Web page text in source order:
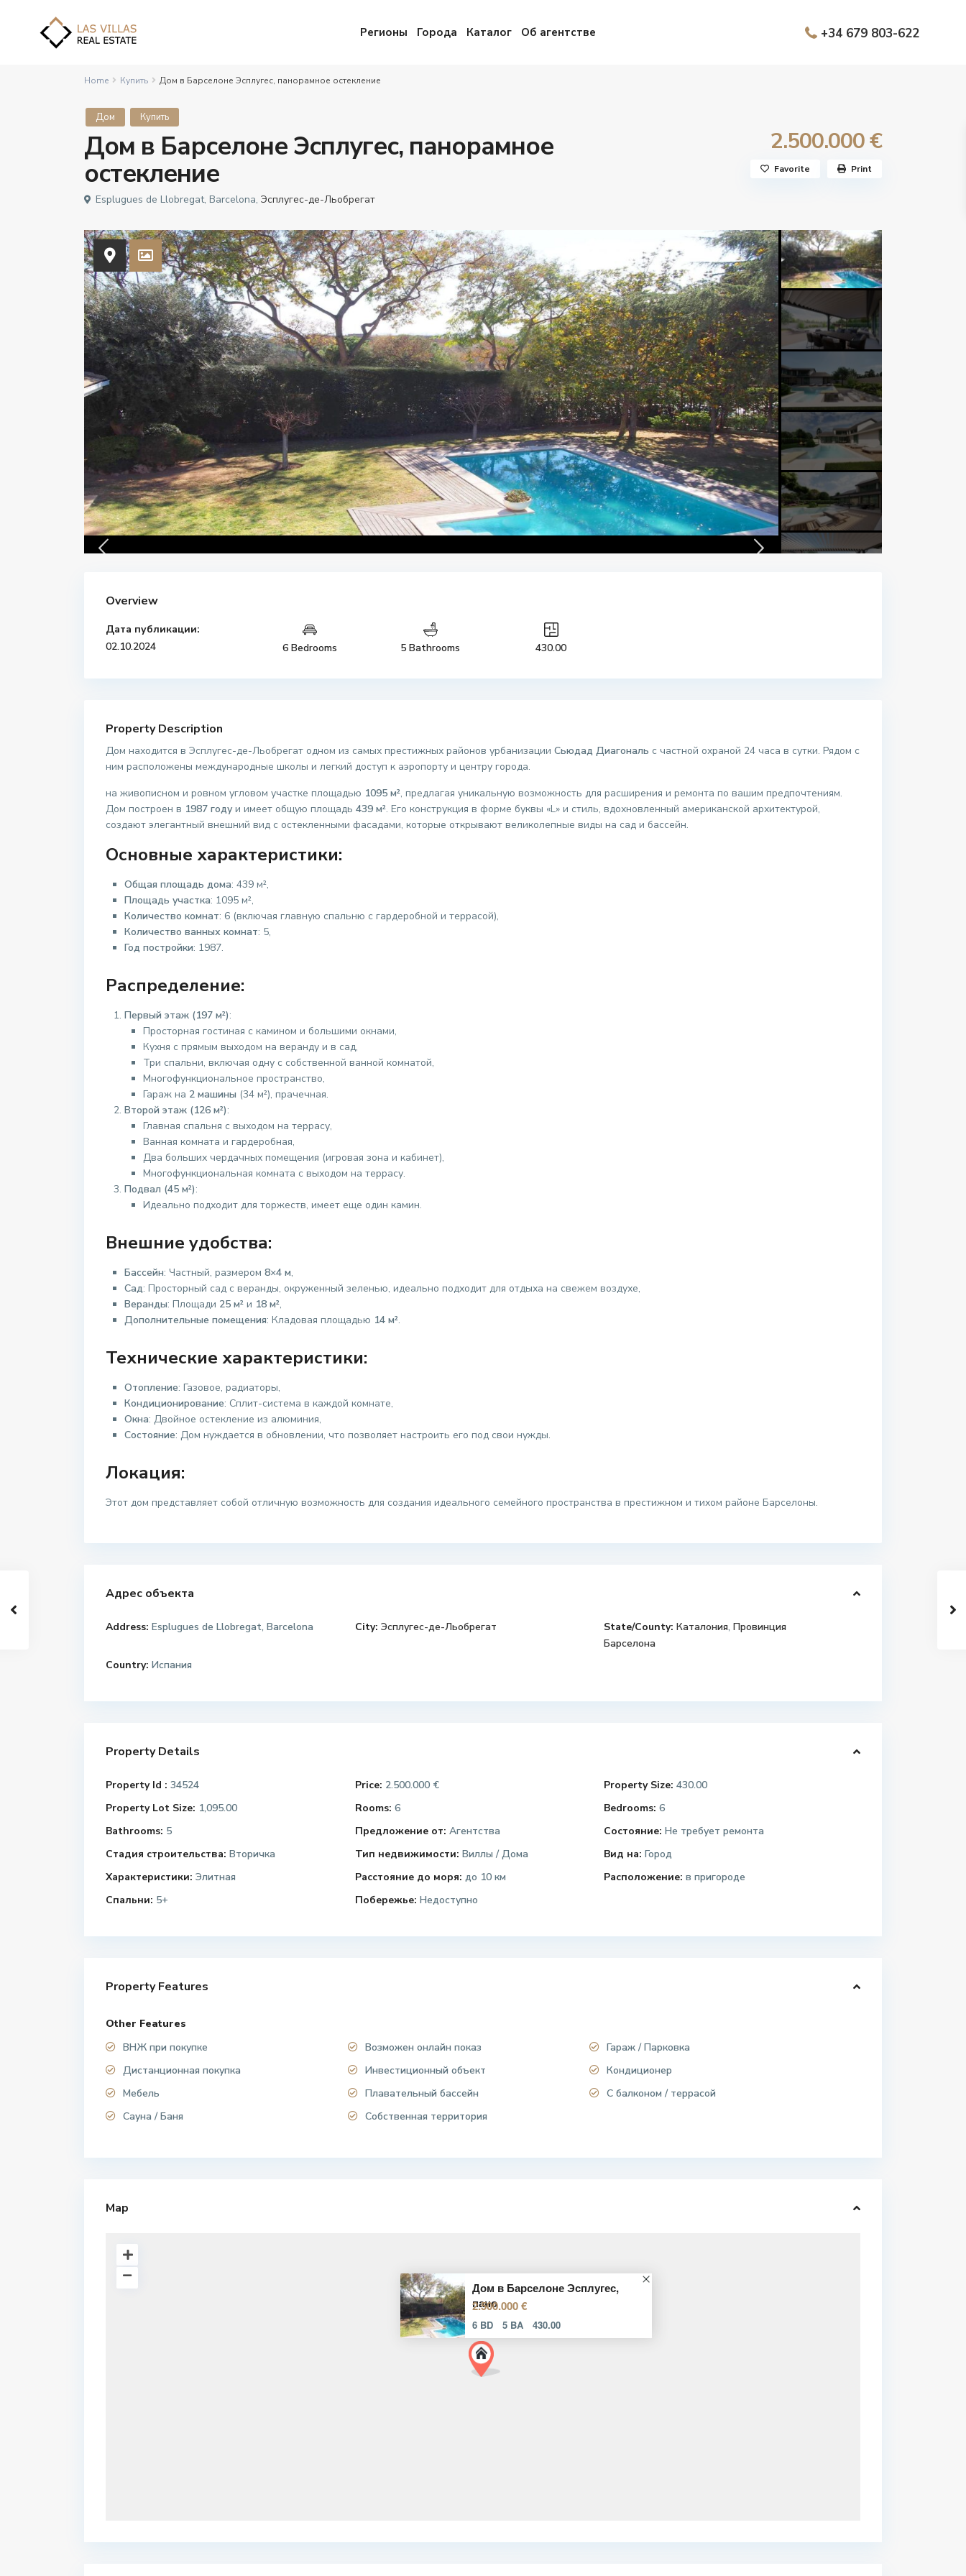
Регионы Города Каталог Об агентстве +34 679 803-622
Home Купить Дом в Барселоне Эсплугес, панорамное остекление
Дом Купить
Дом в Барселоне Эсплугес, панорамное
остекление
2.500.000 €
Esplugues de Llobregat, Barcelona, Эсплугес-де-Льобрегат
Favorite Print
Overview
Дата публикации:
02.10.2024
6 Bedrooms 5 Bathrooms 430.00
Property Description
Дом находится в Эсплугес-де-Льобрегат одном из самых престижных районов урбанизации Сьюдад Диагональ с частной охраной 24 часа в сутки. Рядом с
ним расположены международные школы и легкий доступ к аэропорту и центру города.
на живописном и ровном угловом участке площадью 1095 м², предлагая уникальную возможность для расширения и ремонта по вашим предпочтениям.
Дом построен в 1987 году и имеет общую площадь 439 м². Его конструкция в форме буквы «L» и стиль, вдохновленный американской архитектурой,
создают элегантный внешний вид с остекленными фасадами, которые открывают великолепные виды на сад и бассейн.
Основные характеристики:
Общая площадь дома: 439 м²,
Площадь участка: 1095 м²,
Количество комнат: 6 (включая главную спальню с гардеробной и террасой),
Количество ванных комнат: 5,
Год постройки: 1987.
Распределение:
Первый этаж (197 м²):
Просторная гостиная с камином и большими окнами,
Кухня с прямым выходом на веранду и в сад,
Три спальни, включая одну с собственной ванной комнатой,
Многофункциональное пространство,
Гараж на 2 машины (34 м²), прачечная.
Второй этаж (126 м²):
Главная спальня с выходом на террасу,
Ванная комната и гардеробная,
Два больших чердачных помещения (игровая зона и кабинет),
Многофункциональная комната с выходом на террасу.
Подвал (45 м²):
Идеально подходит для торжеств, имеет еще один камин.
Внешние удобства:
Бассейн: Частный, размером 8×4 м,
Сад: Просторный сад с веранды, окруженный зеленью, идеально подходит для отдыха на свежем воздухе,
Веранды: Площади 25 м² и 18 м²,
Дополнительные помещения: Кладовая площадью 14 м².
Технические характеристики:
Отопление: Газовое, радиаторы,
Кондиционирование: Сплит-система в каждой комнате,
Окна: Двойное остекление из алюминия,
Состояние: Дом нуждается в обновлении, что позволяет настроить его под свои нужды.
Локация:
Этот дом представляет собой отличную возможность для создания идеального семейного пространства в престижном и тихом районе Барселоны.
Адрес объекта
Address: Esplugues de Llobregat, Barcelona City: Эсплугес-де-Льобрегат State/County: Каталония, Провинция
Барселона
Country: Испания
Property Details
Property Id : 34524 Price: 2.500.000 € Property Size: 430.00
Property Lot Size: 1,095.00 Rooms: 6 Bedrooms: 6
Bathrooms: 5 Предложение от: Агентства Состояние: Не требует ремонта
Стадия строительства: Вторичка Тип недвижимости: Виллы / Дома Вид на: Город
Характеристики: Элитная Расстояние до моря: до 10 км Расположение: в пригороде
Спальни: 5+ Побережье: Недоступно
Property Features
Other Features
ВНЖ при покупке
Возможен онлайн показ
Гараж / Парковка
Дистанционная покупка
Инвестиционный объект
Кондиционер
Мебель
Плавательный бассейн
С балконом / террасой
Сауна / Баня
Собственная территория
Map
Дом в Барселоне Эсплугес,
пано
2.500.000 €
6 BD 5 BA 430.00